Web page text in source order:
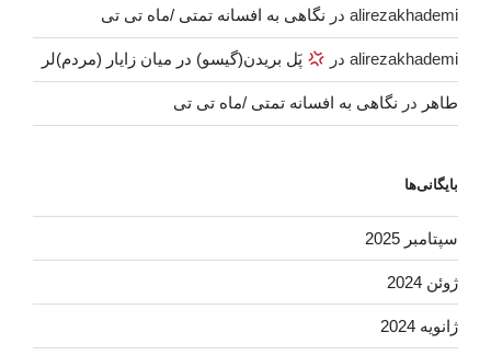
alirezakhademi در نگاهی به افسانه تمتی /ماه تی تی
alirezakhademi در پَل بریدن(گیسو) در میان زایار (مردم)لر
طاهر در نگاهی به افسانه تمتی /ماه تی تی
بایگانی‌ها
سپتامبر 2025
ژوئن 2024
ژانویه 2024